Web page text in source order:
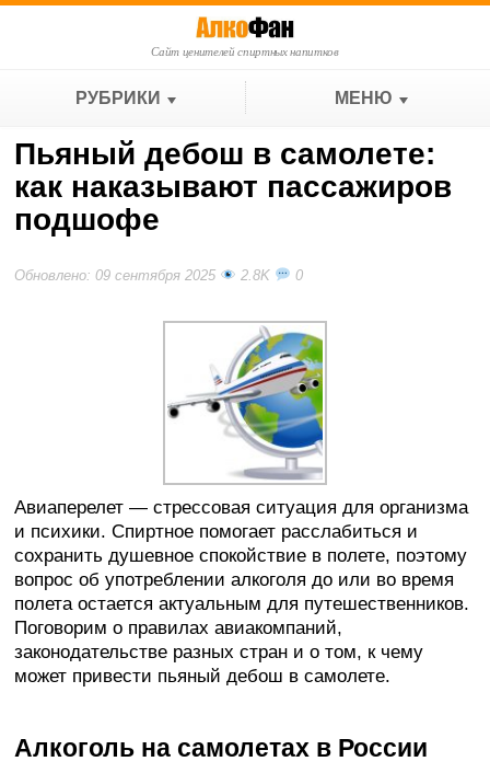
Сайт ценителей спиртных напитков
РУБРИКИ МЕНЮ
Пьяный дебош в самолете:
как наказывают пассажиров
подшофе
Обновлено: 09 сентября 2025 2.8K 0
Авиаперелет — стрессовая ситуация для организма
и психики. Спиртное помогает расслабиться и
сохранить душевное спокойствие в полете, поэтому
вопрос об употреблении алкоголя до или во время
полета остается актуальным для путешественников.
Поговорим о правилах авиакомпаний,
законодательстве разных стран и о том, к чему
может привести пьяный дебош в самолете.
Алкоголь на самолетах в России